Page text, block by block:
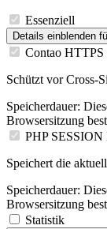
Essenziell
Details einblenden
Contao HTTPS
Schützt vor Cross-
Speicherdauer:
Browsersitzung
PHP SESSION
Speichert die
Speicherdauer:
Browsersitzung
Statistik